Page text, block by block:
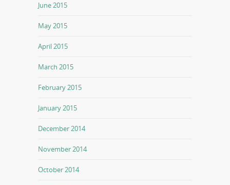
June 2015
May 2015
April 2015
March 2015
February 2015
January 2015
December 2014
November 2014
October 2014